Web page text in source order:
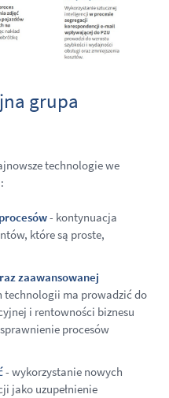
grupa
technologie we
- kontynuacja
które są proste,
zaawansowanej
technologii ma prowadzić do
i rentowności biznesu
procesów
- wykorzystanie nowych
jako uzupełnienie